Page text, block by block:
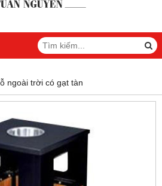
ngoài trời có gạt tàn